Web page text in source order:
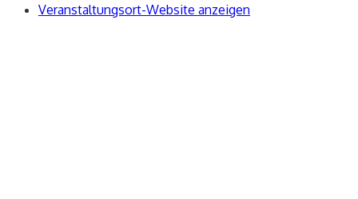
Veranstaltungsort-Website anzeigen